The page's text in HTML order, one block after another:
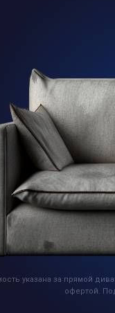
указана за прямой
офертой.